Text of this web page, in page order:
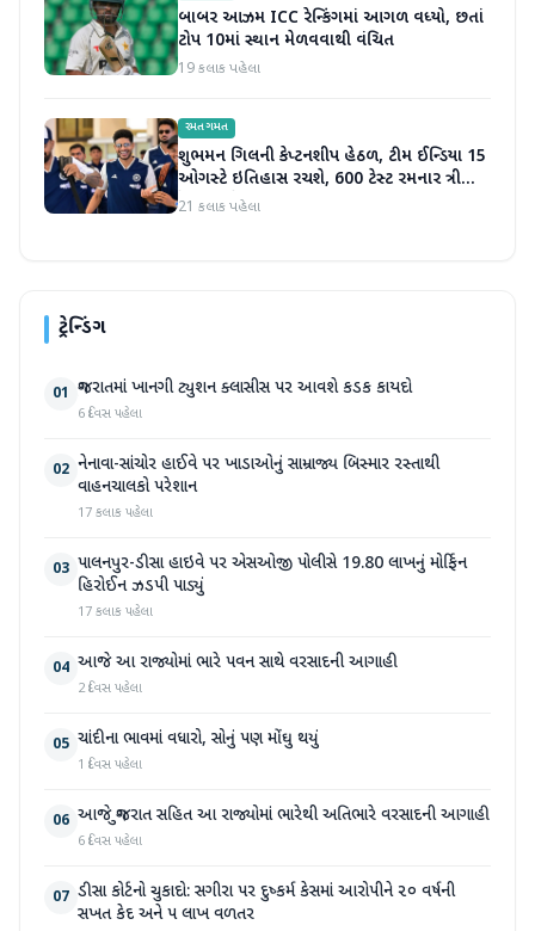
બાબર આઝમ ICC રેન્કિંગમાં આગળ વધ્યો, છતાં
ટોપ 10માં સ્થાન મેળવવાથી વંચિત
19 કલાક પહેલા
રમતગમત
શુભમન ગિલની કેપ્ટનશીપ હેઠળ, ટીમ ઈન્ડિયા 15
ઓગસ્ટે ઇતિહાસ રચશે, 600 ટેસ્ટ રમનાર ત્રીજો
દેશ બનશે
21 કલાક પહેલા
ટ્રેન્ડિંગ
01 ગુજરાતમાં ખાનગી ટ્યુશન ક્લાસીસ પર આવશે કડક કાયદો
6 દિવસ પહેલા
02 નેનાવા-સાંચોર હાઈવે પર ખાડાઓનું સામ્રાજ્ય બિસ્માર રસ્તાથી
વાહનચાલકો પરેશાન
17 કલાક પહેલા
03 પાલનપુર-ડીસા હાઇવે પર એસઓજી પોલીસે 19.80 લાખનું મોર્ફિન
હિરોઈન ઝડપી પાડ્યું
17 કલાક પહેલા
04 આજે આ રાજ્યોમાં ભારે પવન સાથે વરસાદની આગાહી
2 દિવસ પહેલા
05 ચાંદીના ભાવમાં વધારો, સોનું પણ મોંઘુ થયું
1 દિવસ પહેલા
06 આજે ગુજરાત સહિત આ રાજ્યોમાં ભારેથી અતિભારે વરસાદની આગાહી
6 દિવસ પહેલા
07 ડીસા કોર્ટનો ચુકાદો: સગીરા પર દુષ્કર્મ કેસમાં આરોપીને ૨૦ વર્ષની
સખત કેદ અને ૫ લાખ વળતર